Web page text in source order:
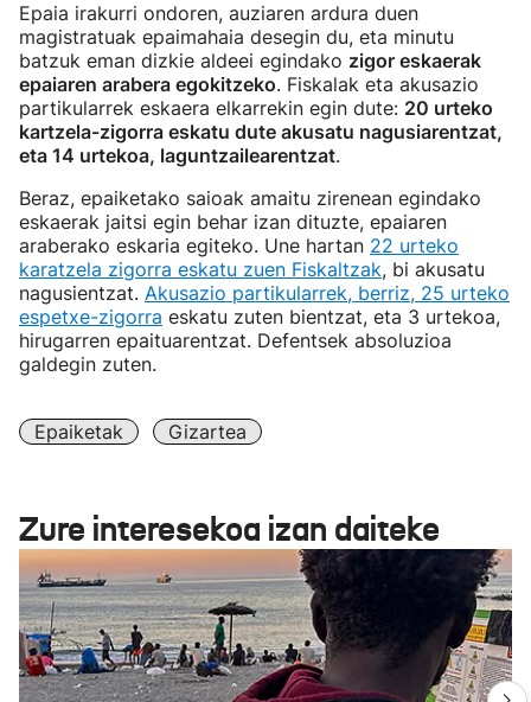
Epaia irakurri ondoren, auziaren ardura duen
magistratuak epaimahaia desegin du, eta minutu
batzuk eman dizkie aldeei egindako zigor eskaerak
epaiaren arabera egokitzeko. Fiskalak eta akusazio
partikularrek eskaera elkarrekin egin dute: 20 urteko
kartzela-zigorra eskatu dute akusatu nagusiarentzat,
eta 14 urtekoa, laguntzailearentzat.
Beraz, epaiketako saioak amaitu zirenean egindako
eskaerak jaitsi egin behar izan dituzte, epaiaren
araberako eskaria egiteko. Une hartan 22 urteko
karatzela zigorra eskatu zuen Fiskaltzak, bi akusatu
nagusientzat. Akusazio partikularrek, berriz, 25 urteko
espetxe-zigorra eskatu zuten bientzat, eta 3 urtekoa,
hirugarren epaituarentzat. Defentsek absoluzioa
galdegin zuten.
Epaiketak Gizartea
Zure interesekoa izan daiteke